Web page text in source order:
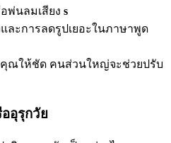
พ่นลมเสียง s
และการลดรูปเยอะในภาษาพูด
คุณให้ชัด คนส่วนใหญ่จะช่วยปรับ
อุรุกวัย